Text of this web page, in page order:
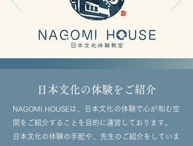
​日本文化の体験をご紹介
​NAGOMI HOUSEは、日本文化の体験で心が和む空
間をご紹介することを目的に運営しております。
日本文化の体験の手配や、先生のご紹介をしていま